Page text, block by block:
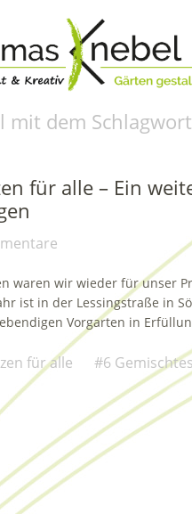
mit dem Schlagwort
für alle – Ein
waren wir wieder für unser
ist in der Lessingstraße in
Vorgarten in
für alle 6 Gemischtes